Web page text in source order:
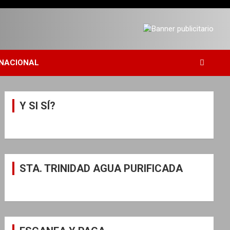
Y SI SÍ?
STA. TRINIDAD AGUA PURIFICADA